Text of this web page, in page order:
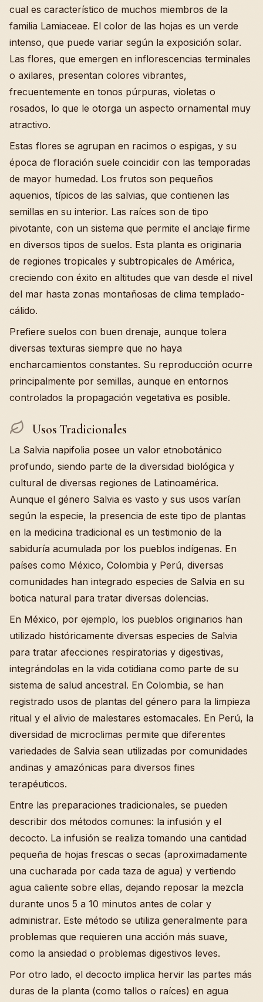
cual es característico de muchos miembros de la
familia Lamiaceae. El color de las hojas es un verde
intenso, que puede variar según la exposición solar.
Las flores, que emergen en inflorescencias terminales
o axilares, presentan colores vibrantes,
frecuentemente en tonos púrpuras, violetas o
rosados, lo que le otorga un aspecto ornamental muy
atractivo.
Estas flores se agrupan en racimos o espigas, y su
época de floración suele coincidir con las temporadas
de mayor humedad. Los frutos son pequeños
aquenios, típicos de las salvias, que contienen las
semillas en su interior. Las raíces son de tipo
pivotante, con un sistema que permite el anclaje firme
en diversos tipos de suelos. Esta planta es originaria
de regiones tropicales y subtropicales de América,
creciendo con éxito en altitudes que van desde el nivel
del mar hasta zonas montañosas de clima templado-
cálido.
Prefiere suelos con buen drenaje, aunque tolera
diversas texturas siempre que no haya
encharcamientos constantes. Su reproducción ocurre
principalmente por semillas, aunque en entornos
controlados la propagación vegetativa es posible.
Usos Tradicionales
La Salvia napifolia posee un valor etnobotánico
profundo, siendo parte de la diversidad biológica y
cultural de diversas regiones de Latinoamérica.
Aunque el género Salvia es vasto y sus usos varían
según la especie, la presencia de este tipo de plantas
en la medicina tradicional es un testimonio de la
sabiduría acumulada por los pueblos indígenas. En
países como México, Colombia y Perú, diversas
comunidades han integrado especies de Salvia en su
botica natural para tratar diversas dolencias.
En México, por ejemplo, los pueblos originarios han
utilizado históricamente diversas especies de Salvia
para tratar afecciones respiratorias y digestivas,
integrándolas en la vida cotidiana como parte de su
sistema de salud ancestral. En Colombia, se han
registrado usos de plantas del género para la limpieza
ritual y el alivio de malestares estomacales. En Perú, la
diversidad de microclimas permite que diferentes
variedades de Salvia sean utilizadas por comunidades
andinas y amazónicas para diversos fines
terapéuticos.
Entre las preparaciones tradicionales, se pueden
describir dos métodos comunes: la infusión y el
decocto. La infusión se realiza tomando una cantidad
pequeña de hojas frescas o secas (aproximadamente
una cucharada por cada taza de agua) y vertiendo
agua caliente sobre ellas, dejando reposar la mezcla
durante unos 5 a 10 minutos antes de colar y
administrar. Este método se utiliza generalmente para
problemas que requieren una acción más suave,
como la ansiedad o problemas digestivos leves.
Por otro lado, el decocto implica hervir las partes más
duras de la planta (como tallos o raíces) en agua